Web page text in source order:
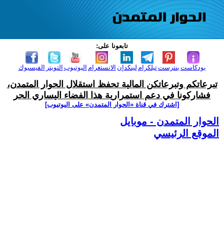
تابعونا على:
الفيسبوك التويتر اليوتيوب الانستغرام لينكدإن تيلكرامبنترست بودكاست
تبرعاتكم وتبرعاتكن المالية تحفظ استقلال الحوار المتمدن،
فشاركونا في دعم استمرارية هذا الفضاء اليساري الحر
[اشترك في قناة ‫«الحوار المتمدن» على اليوتيوب]
الحوار المتمدن - موبايل
الموقع الرئيسي